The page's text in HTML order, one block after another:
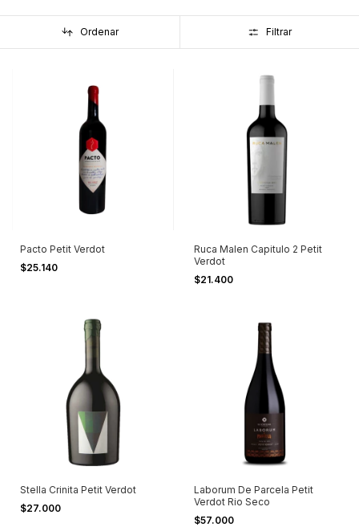
Ordenar Filtrar
Pacto Petit Verdot
$25.140
Ruca Malen Capitulo 2 Petit
Verdot
$21.400
Stella Crinita Petit Verdot
$27.000
Laborum De Parcela Petit
Verdot Rio Seco
$57.000